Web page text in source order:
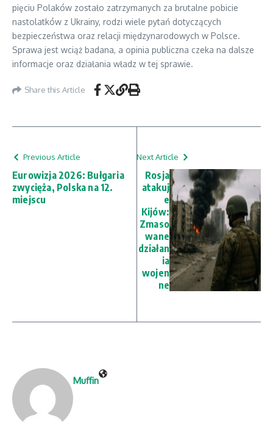
pięciu Polaków zostało zatrzymanych za brutalne pobicie
nastolatków z Ukrainy, rodzi wiele pytań dotyczących
bezpieczeństwa oraz relacji międzynarodowych w Polsce.
Sprawa jest wciąż badana, a opinia publiczna czeka na dalsze
informacje oraz działania władz w tej sprawie.
Share this Article
Previous Article
Eurowizja 2026: Bułgaria
zwycięża, Polska na 12.
miejscu
Next Article
Rosja
atakuj
e
Kijów:
Zmaso
wane
działan
ia
wojen
ne
Muffin